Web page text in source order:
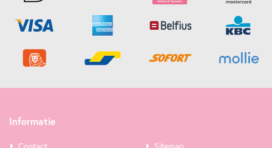
Informatie
Contact
Sitemap